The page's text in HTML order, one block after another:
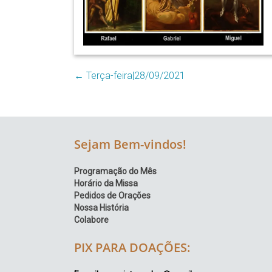
Região
Episcopal
–
Setor
← Terça-feira|28/09/2021
Sejam Bem-vindos!
Programação do Mês
Horário da Missa
Pedidos de Orações
Nossa História
Colabore
PIX PARA DOAÇÕES: